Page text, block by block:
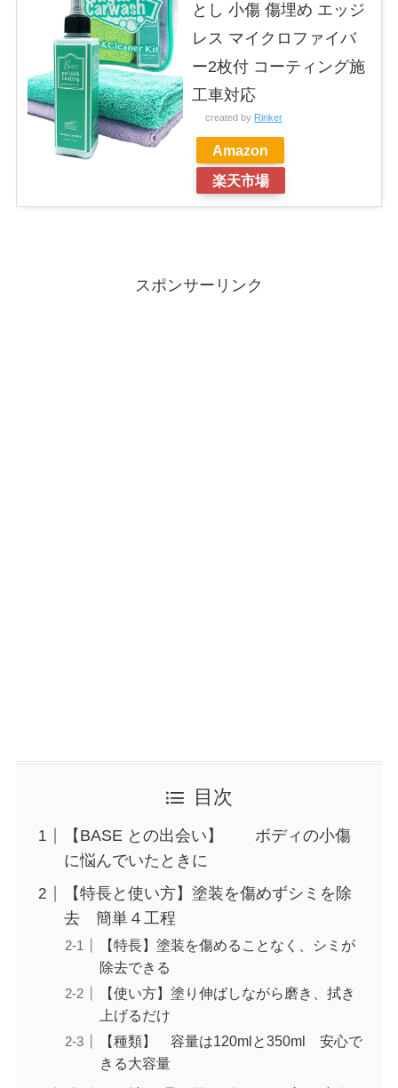
とし 小傷 傷埋め エッジ
レス マイクロファイバ
ー2枚付 コーティング施
工車対応
created by Rinker
Amazon
楽天市場
スポンサーリンク
目次
【BASE との出会い】 ボディの小傷
に悩んでいたときに
【特長と使い方】塗装を傷めずシミを除
去 簡単４工程
【特長】塗装を傷めることなく、シミが
除去できる
【使い方】塗り伸ばしながら磨き、拭き
上げるだけ
【種類】 容量は120mlと350ml 安心で
きる大容量